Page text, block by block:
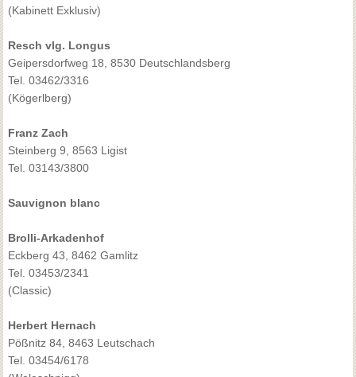
(Kabinett Exklusiv)
Resch vlg. Longus
Geipersdorfweg 18, 8530 Deutschlandsberg
Tel. 03462/3316
(Kögerlberg)
Franz Zach
Steinberg 9, 8563 Ligist
Tel. 03143/3800
Sauvignon blanc
Brolli-Arkadenhof
Eckberg 43, 8462 Gamlitz
Tel. 03453/2341
(Classic)
Herbert Hernach
Pößnitz 84, 8463 Leutschach
Tel. 03454/6178